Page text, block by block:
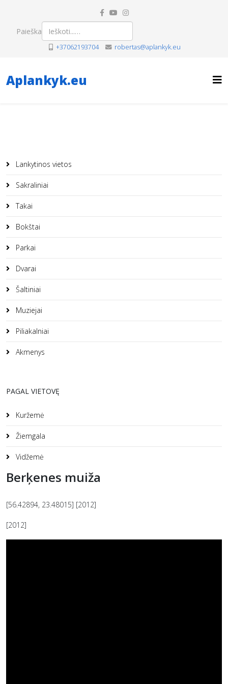
Paieška
+37062193704 robertas@aplankyk.eu
Aplankyk.eu
Lankytinos vietos
Sakraliniai
Takai
Bokštai
Parkai
Dvarai
Šaltiniai
Muziejai
Piliakalniai
Akmenys
PAGAL VIETOVĘ
Kuržemė
Žiemgala
Vidžemė
Berķenes muiža
[56.42894, 23.48015] [2012]
[2012]